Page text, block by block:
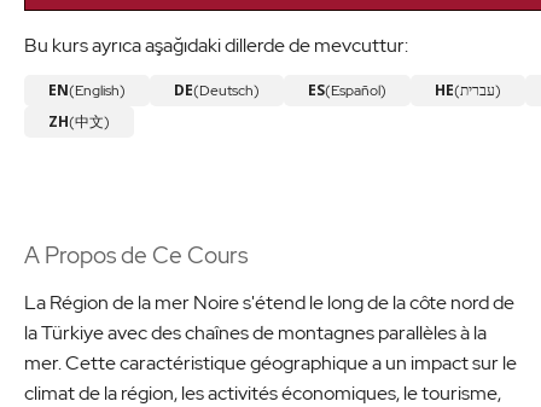
Bu kurs ayrıca aşağıdaki dillerde de mevcuttur:
EN(English) DE(Deutsch) ES(Español) HE (עברית)
ZH(中文)
A Propos de Ce Cours
La Région de la mer Noire s'étend le long de la côte nord de
la Türkiye avec des chaînes de montagnes parallèles à la
mer. Cette caractéristique géographique a un impact sur le
climat de la région, les activités économiques, le tourisme,